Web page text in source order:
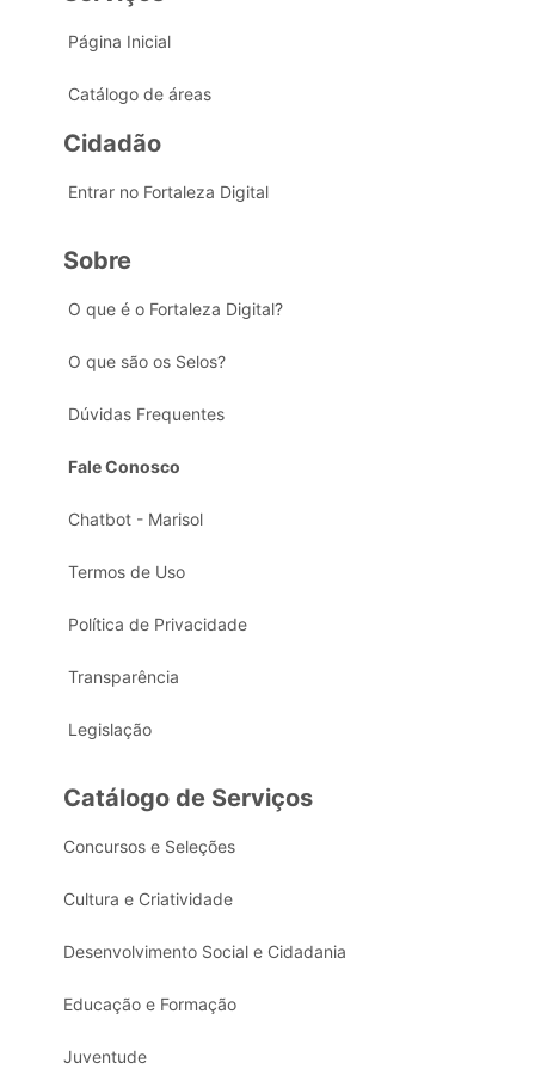
Página Inicial
Catálogo de áreas
Cidadão
Entrar no Fortaleza Digital
Sobre
O que é o Fortaleza Digital?
O que são os Selos?
Dúvidas Frequentes
Fale Conosco
Chatbot - Marisol
Termos de Uso
Política de Privacidade
Transparência
Legislação
Catálogo de Serviços
Concursos e Seleções
Cultura e Criatividade
Desenvolvimento Social e Cidadania
Educação e Formação
Juventude